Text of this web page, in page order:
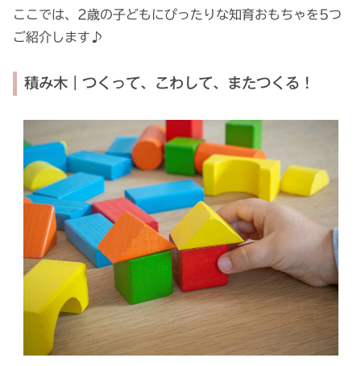
ここでは、2歳の子どもにぴったりな知育おもちゃを5つ
ご紹介します♪
積み木｜つくって、こわして、またつくる！